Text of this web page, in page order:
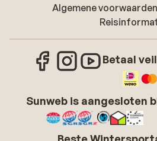
Algemene
Betaal
Sunweb is aangesloten